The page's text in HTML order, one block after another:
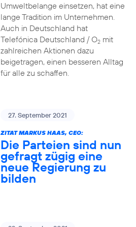
Umweltbelange einsetzen, hat eine
lange Tradition im Unternehmen.
Auch in Deutschland hat
Telefónica Deutschland / O2mit
zahlreichen Aktionen dazu
beigetragen, einen besseren Alltag
für alle zu schaffen.
27. September 2021
ZITAT MARKUS HAAS, CEO:
Die Parteien sind nun
gefragt zügig eine
neue Regierung zu
bilden